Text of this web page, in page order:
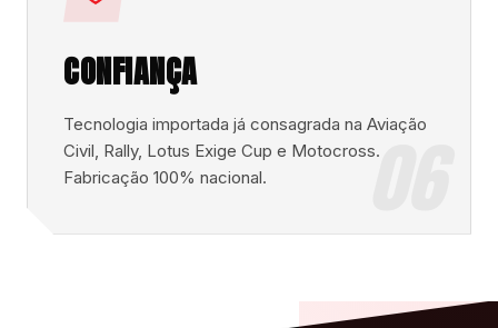
06
CONFIANÇA
Tecnologia importada já consagrada na Aviação
Civil, Rally, Lotus Exige Cup e Motocross.
Fabricação 100% nacional.